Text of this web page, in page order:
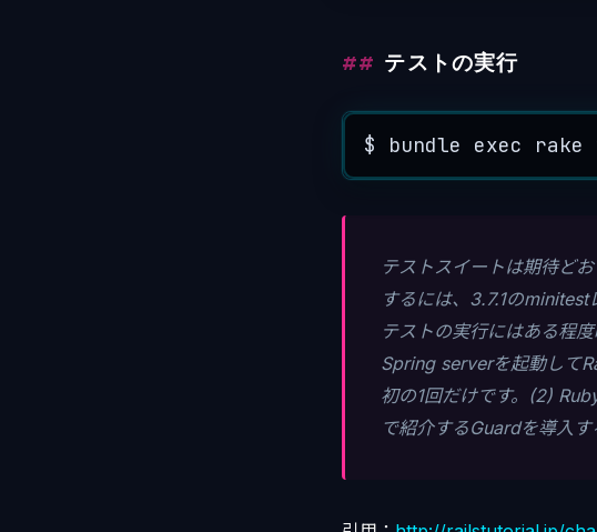
テストの実行
$ bundle exec rake
テストスイートは期待ど
するには、3.7.1のminitest
テストの実行にはある程
Spring serverを起動して
初の1回だけです。(2)
で紹介するGuardを導入す